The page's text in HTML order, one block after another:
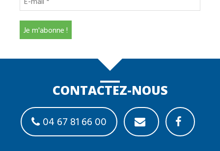
CONTACTEZ-NOUS
04 67 81 66 00